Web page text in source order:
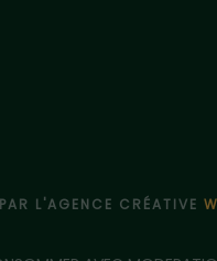
L'AGENCE CRÉATIVE